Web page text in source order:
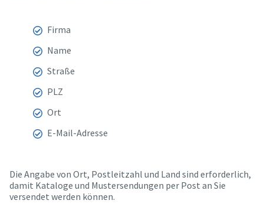
Firma
Name
Straße
PLZ
Ort
E-Mail-Adresse
Die Angabe von Ort, Postleitzahl und Land sind erforderlich,
damit Kataloge und Mustersendungen per Post an Sie
versendet werden können.